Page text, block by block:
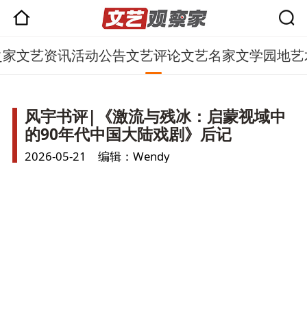
文艺资讯活动公告文艺评论文艺名家文学园地
风宇书评|《激流与残冰：启蒙视域中
的90年代中国大陆戏剧》后记
2026-05-21 编辑：Wendy